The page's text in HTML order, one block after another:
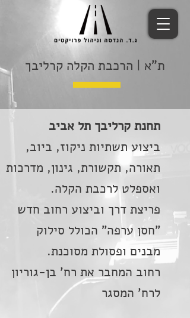
ת"א | הרכבת הקלה קרליבך
תחנת קרליבך תל אביב
ביצוע תשתיות ניקוז, ביוב,
תאורה, תקשורת, גינון, מדרכות
ואספלט לרכבת הקלה.
פריצת דרך וביצוע רחוב חדש
"חסן ערפה" הכולל סילוק
מבנים ופסולת מסוכנת.
רחוב המחבר את רח' בן-גוריון
לרח' המסגר